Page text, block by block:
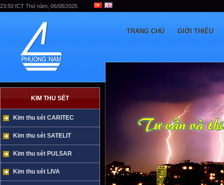
23:50 ICT Thứ năm, 06/08/2026
TRANG CHỦ GIỚI THIỆU
KIM THU SÉT
Kim thu sét CARITEC
Kim thu sét SATELIT
Kim thu sét PULSAR
Kim thu sét LIVA